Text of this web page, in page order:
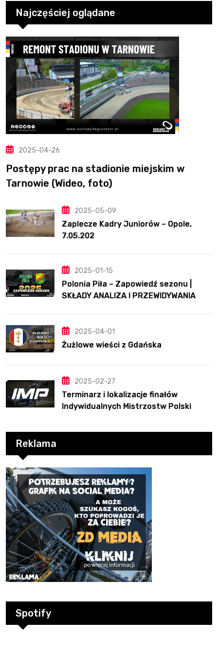
Najczęściej oglądane
2025-04-26
Postępy prac na stadionie miejskim w
Tarnowie (Wideo, foto)
2025-05-09
Zaplecze Kadry Juniorów – Opole,
7.05.202
2025-01-15
Polonia Piła – Zapowiedź sezonu |
SKŁADY ANALIZA I PRZEWIDYWANIA
2025-04-01
Żużlowe wieści z Gdańska
2025-02-27
Terminarz i lokalizacje finałów
Indywidualnych Mistrzostw Polski
Reklama
Spotify